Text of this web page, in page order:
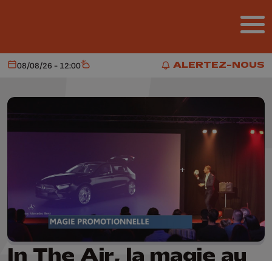
ALERTEZ-NOUS
ALERTEZ-NOUS
Aujourd'hui
08/08/26 - 12:00 Météo
In The Air, la magie au